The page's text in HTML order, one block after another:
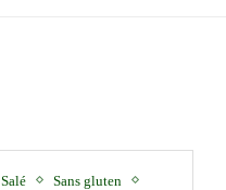
Salé
Sans gluten